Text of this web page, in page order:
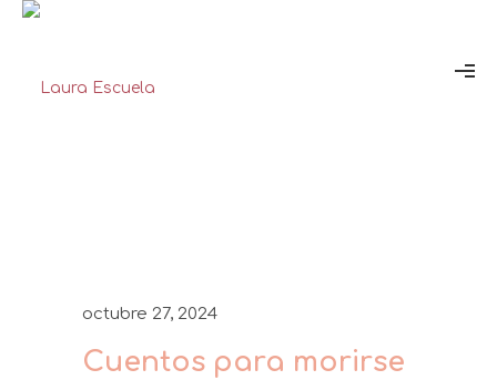
octubre 27, 2024
Cuentos para morirse